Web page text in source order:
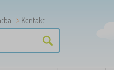
Kontakt